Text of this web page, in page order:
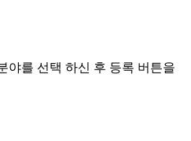
야를 선택 하신 후 등록 버튼을